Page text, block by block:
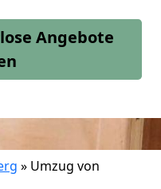
Angebote
» Umzug von